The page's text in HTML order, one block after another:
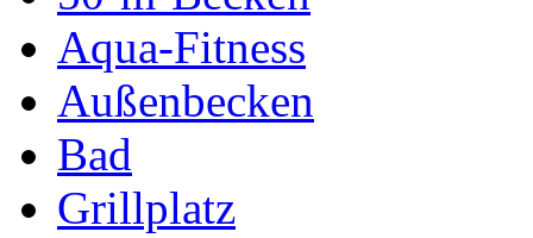
Aqua-Fitness
Außenbecken
Bad
Grillplatz